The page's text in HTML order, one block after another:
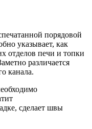
порядовой
указывает, как
отделов печи и топки
различается
канала.
сделает швы